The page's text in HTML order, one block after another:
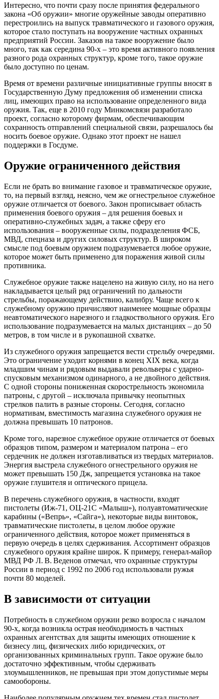
Интересно, что почти сразу после принятия федерального
закона «Об оружии» многие оружейные заводы оперативно
перестроились на выпуск травматического и газового оружия,
которое стало поступать на вооружение частных охранных
предприятий России. Заказов на такое вооружение было
много, так как середина 90-х – это время активного появления
разного рода охранных структур, кроме того, такое оружие
было доступно по ценам.
Время от времени различные инициативные группы вносят в
Государственную Думу предложения об изменении списка
лиц, имеющих право на использование определенного вида
оружия. Так, еще в 2010 году Минкомсвязи разработало
проект, согласно которому фирмам, обеспечивающим
сохранность отправлений специальной связи, разрешалось бы
носить боевое оружие. Однако этот проект не нашел
поддержки в Госдуме.
Оружие ограниченного действия
Если не брать во внимание газовое и травматическое оружие,
то, на первый взгляд, неясно, чем же огнестрельное служебное
оружие отличается от боевого. Закон прописывает область
применения боевого оружия – для решения боевых и
оперативно-служебных задач, а также сферу его
использования – вооруженные силы, подразделения ФСБ,
МВД, спецназа и других силовых структур. В широком
смысле под боевым оружием подразумевается любое оружие,
которое может быть применено для поражения живой силы
противника.
Служебное оружие также нацелено на живую силу, но на него
накладывается целый ряд ограничений по дальности
стрельбы, поражающему действию, калибру. Чаще всего к
служебному оружию причисляют наименее мощные образцы
неавтоматического нарезного и гладкоствольного оружия. Его
использование подразумевается на малых дистанциях – до 50
метров, в том числе и в рукопашной схватке.
Из служебного оружия запрещается вести стрельбу очередями.
Это ограничение уходит корнями в конец XIX века, когда
младшим чинам и рядовым выдавали револьверы с ударно-
спусковым механизмом одинарного, а не двойного действия.
С одной стороны пониженная скорострельность экономила
патроны, с другой – исключала привычку неопытных
стрелков палить в разные стороны. Сегодня, согласно
нормативам, вместимость магазина служебного оружия не
должна превышать 10 патронов.
Кроме того, нарезное служебное оружие отличается от боевых
образцов типом, размером и материалом патрона – его
сердечник не должен изготавливаться из твердых материалов.
Энергия выстрела служебного огнестрельного оружия не
может превышать 150 Дж, запрещается установка на такое
оружие глушителя и оптического прицела.
В перечень служебного оружия, в частности, входят
пистолеты (Иж-71, ОЦ-21С «Малыш»), полуавтоматические
карабины («Вепрь», «Сайга»), некоторые виды винтовок,
травматические пистолеты, в целом любое оружие
ограниченного действия, которое может применяться в
первую очередь в целях сдерживания. Ассортимент образцов
служебного оружия крайне широк. К примеру, генерал-майор
МВД РФ Л. В. Веденов отмечал, что охранные структуры
России в период с 1992 по 2006 год использовали ружья
почти 80 моделей.
В зависимости от ситуации
Потребность в служебном оружии резко возросла с началом
90-х, когда возникла острая необходимость в частных
охранных агентствах для защиты имеющих отношение к
бизнесу лиц, физических либо юридических, от
организованных криминальных групп. Такое оружие было
достаточно эффективным, чтобы сдерживать
злоумышленников, не превышая при этом допустимые меры
самообороны.